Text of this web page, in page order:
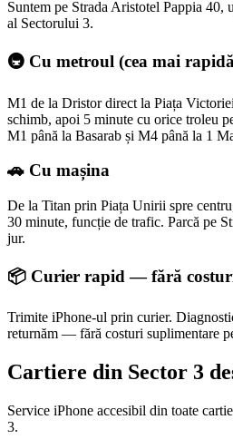
Suntem pe Strada Aristotel Pappia 40,
al Sectorului 3.
🚇 Cu metroul (cea mai
M1 de la Dristor direct la Piața
schimb, apoi 5 minute cu orice troleu
M1 până la Basarab și M4 până la 1
🚗 Cu mașina
De la Titan prin Piața Unirii spre
30 minute, funcție de trafic. Parcă pe
jur.
📦 Curier rapid — fără
Trimite iPhone-ul prin curier.
returnăm — fără costuri suplimentare
Cartiere din Sector 3
Service iPhone accesibil din toate
3.